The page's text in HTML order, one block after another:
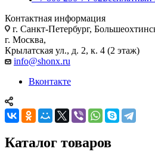
Контактная информация
г. Санкт-Петербург,
г. Москва,
Крылатская ул., д. 2, к. 4 (2 этаж)
info@shonx.ru
Вконтакте
Каталог товаров